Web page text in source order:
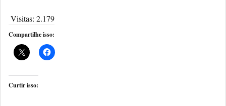
Visitas: 2.179
Compartilhe isso:
Curtir isso: